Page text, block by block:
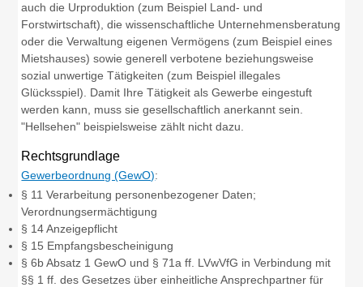
auch die Urproduktion (zum Beispiel Land- und
Forstwirtschaft), die wissenschaftliche Unternehmensberatung
oder die Verwaltung eigenen Vermögens (zum Beispiel eines
Mietshauses) sowie generell verbotene beziehungsweise
sozial unwertige Tätigkeiten (zum Beispiel illegales
Glücksspiel). Damit Ihre Tätigkeit als Gewerbe eingestuft
werden kann, muss sie gesellschaftlich anerkannt sein.
"Hellsehen" beispielsweise zählt nicht dazu.
Rechtsgrundlage
Gewerbeordnung (GewO):
§ 11 Verarbeitung personenbezogener Daten;
Verordnungsermächtigung
§ 14 Anzeigepflicht
§ 15 Empfangsbescheinigung
§ 6b Absatz 1 GewO und § 71a ff. LVwVfG in Verbindung mit
§§ 1 ff. des Gesetzes über einheitliche Ansprechpartner für